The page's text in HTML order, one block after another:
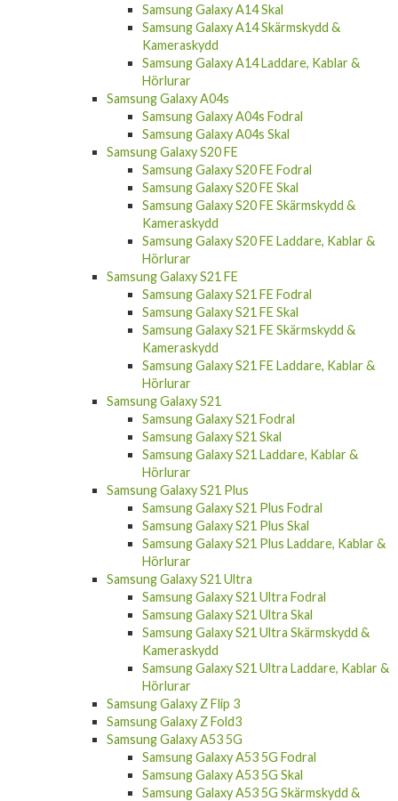
Samsung Galaxy A14 Skal
Samsung Galaxy A14 Skärmskydd &
Kameraskydd
Samsung Galaxy A14 Laddare, Kablar &
Hörlurar
Samsung Galaxy A04s
Samsung Galaxy A04s Fodral
Samsung Galaxy A04s Skal
Samsung Galaxy S20 FE
Samsung Galaxy S20 FE Fodral
Samsung Galaxy S20 FE Skal
Samsung Galaxy S20 FE Skärmskydd &
Kameraskydd
Samsung Galaxy S20 FE Laddare, Kablar &
Hörlurar
Samsung Galaxy S21 FE
Samsung Galaxy S21 FE Fodral
Samsung Galaxy S21 FE Skal
Samsung Galaxy S21 FE Skärmskydd &
Kameraskydd
Samsung Galaxy S21 FE Laddare, Kablar &
Hörlurar
Samsung Galaxy S21
Samsung Galaxy S21 Fodral
Samsung Galaxy S21 Skal
Samsung Galaxy S21 Laddare, Kablar &
Hörlurar
Samsung Galaxy S21 Plus
Samsung Galaxy S21 Plus Fodral
Samsung Galaxy S21 Plus Skal
Samsung Galaxy S21 Plus Laddare, Kablar &
Hörlurar
Samsung Galaxy S21 Ultra
Samsung Galaxy S21 Ultra Fodral
Samsung Galaxy S21 Ultra Skal
Samsung Galaxy S21 Ultra Skärmskydd &
Kameraskydd
Samsung Galaxy S21 Ultra Laddare, Kablar &
Hörlurar
Samsung Galaxy Z Flip 3
Samsung Galaxy Z Fold3
Samsung Galaxy A53 5G
Samsung Galaxy A53 5G Fodral
Samsung Galaxy A53 5G Skal
Samsung Galaxy A53 5G Skärmskydd &